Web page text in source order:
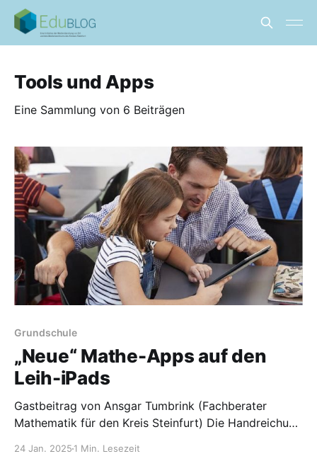
Tools und Apps
Eine Sammlung von 6 Beiträgen
Grundschule
„Neue“ Mathe-Apps auf den
Leih-iPads
Gastbeitrag von Ansgar Tumbrink (Fachberater
Mathematik für den Kreis Steinfurt) Die Handreichung
24 Jan. 2025 1 Min. Lesezeit